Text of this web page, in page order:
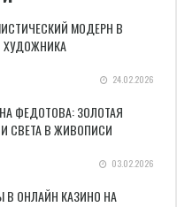
МОДЕРН В
ХУДОЖНИКА
24.02.2026
ФЕДОТОВА: ЗОЛОТАЯ
СВЕТА В ЖИВОПИСИ
03.02.2026
В ОНЛАЙН КАЗИНО НА